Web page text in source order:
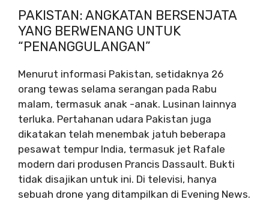
PAKISTAN: ANGKATAN BERSENJATA
YANG BERWENANG UNTUK
“PENANGGULANGAN”
Menurut informasi Pakistan, setidaknya 26
orang tewas selama serangan pada Rabu
malam, termasuk anak -anak. Lusinan lainnya
terluka. Pertahanan udara Pakistan juga
dikatakan telah menembak jatuh beberapa
pesawat tempur India, termasuk jet Rafale
modern dari produsen Prancis Dassault. Bukti
tidak disajikan untuk ini. Di televisi, hanya
sebuah drone yang ditampilkan di Evening News.